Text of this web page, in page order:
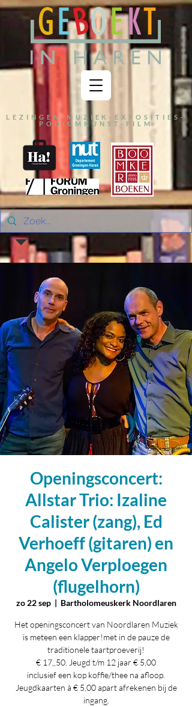
LEZINGEN-MUZIEK-EXPOSITIES-
PODIUMKUNST-FILM
Openingsconcert:
Allstar Trio: Izaline
Calister (zang), Ed
Verhoeff (gitaren) en
Angelo Verploegen
(flugelhorn)
zo 22 sep
  |
Bartholomeuskerk Noordlaren
Het openingsconcert van Noordlaren Muziek
is meteen een klapper!met in de pauze de
traditionele taartproeverij!
€ 17,,50. Jeugd t/m 12 jaar € 5,00
inclusief een kop koffie/thee na afloop.
Jeugdkaarten à € 5,00 apart afrekenen bij de
ingang.